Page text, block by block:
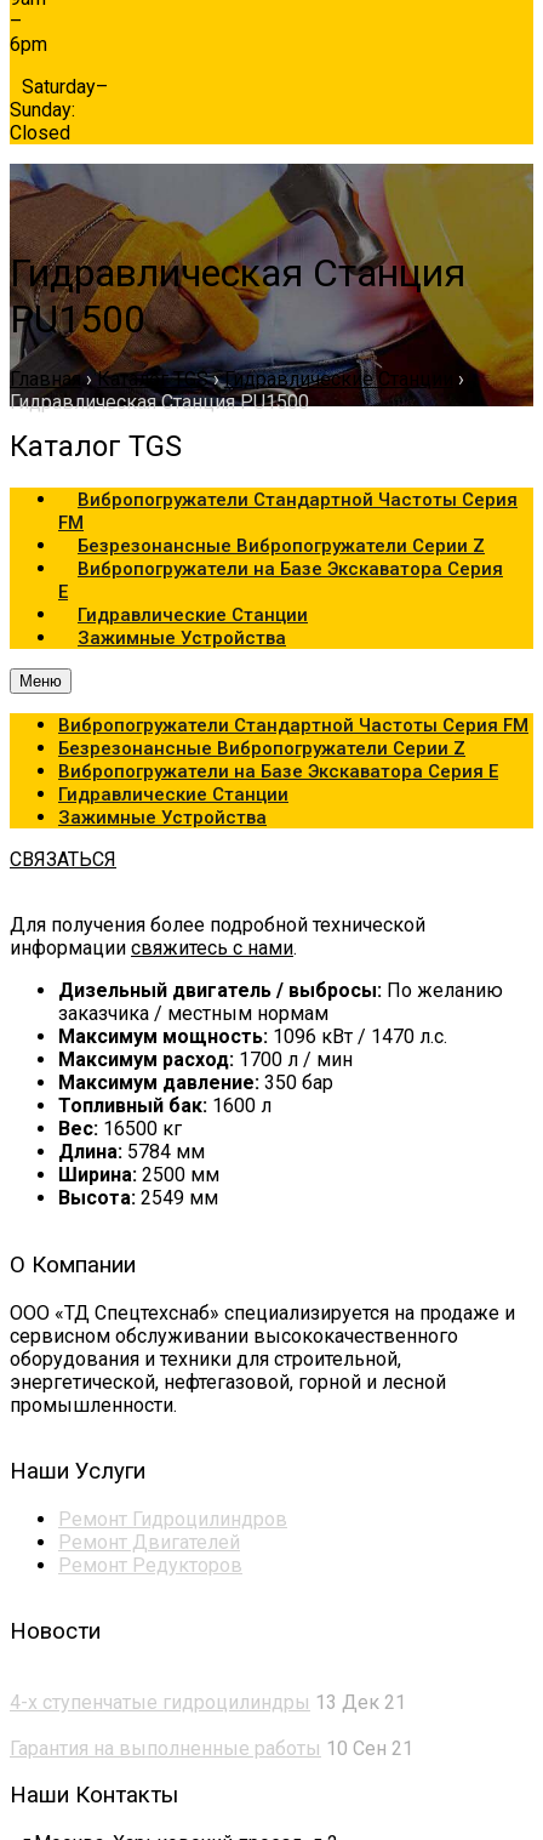
–
6pm
Saturday–
Sunday:
Closed
Гидравлическая Станция
PU1500
Главная›Каталог TGS›Гидравлические Станции
›
Гидравлическая Станция PU1500
Каталог TGS
Вибропогружатели Стандартной Частоты Серия
FM
Безрезонансные Вибропогружатели Серии Z
Вибропогружатели на Базе Экскаватора Серия
Е
Гидравлические Станции
Зажимные Устройства
Меню
Вибропогружатели Стандартной Частоты Серия FM
Безрезонансные Вибропогружатели Серии Z
Вибропогружатели на Базе Экскаватора Серия Е
Гидравлические Станции
Зажимные Устройства
СВЯЗАТЬСЯ
Для получения более подробной технической
информации свяжитесь с нами.
Дизельный двигатель / выбросы: По желанию
заказчика / местным нормам
Максимум мощность: 1096 кВт / 1470 л.с.
Максимум расход: 1700 л / мин
Максимум давление: 350 бар
Топливный бак: 1600 л
Вес: 16500 кг
Длина: 5784 мм
Ширина: 2500 мм
Высота: 2549 мм
О Компании
ООО «ТД Спецтехснаб» специализируется на продаже и
сервисном обслуживании высококачественного
оборудования и техники для строительной,
энергетической, нефтегазовой, горной и лесной
промышленности.
Наши Услуги
Ремонт Гидроцилиндров
Ремонт Двигателей
Ремонт Редукторов
Новости
4-х ступенчатые гидроцилиндры 13 Дек 21
Гарантия на выполненные работы 10 Сен 21
Наши Контакты